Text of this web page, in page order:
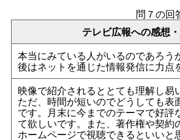
問７の回
テレビ広報への感想
本当にみている人がいるのであろ
後はネットを通じた情報発信に力点
映像で紹介されるととても理解し
ただ、時間が短いのでどうしても
です。月末に今までのテーマで好
て欲しいです。また、著作権や契
ホームページで視聴できるといいと